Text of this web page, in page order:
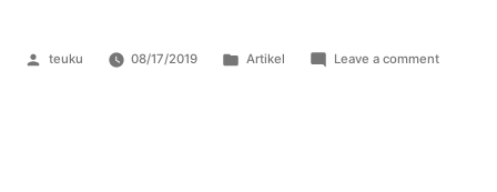
teuku 08/17/2019 Artikel Leave a comment